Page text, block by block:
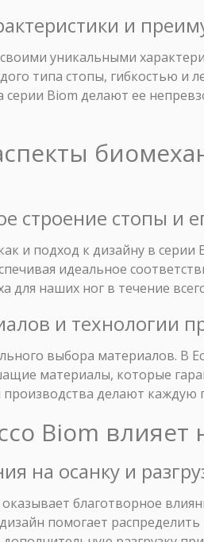
и
своими уникальными
типа стопы, гибкостью и
серии Biom делают ее
строение стопы и
и подход к дизайну в серии
идеальное
для наших ног в течение
и технологии
выбора материалов. В
материалы, которые
делают каждую
Biom
на осанку и
благотворное
помогает